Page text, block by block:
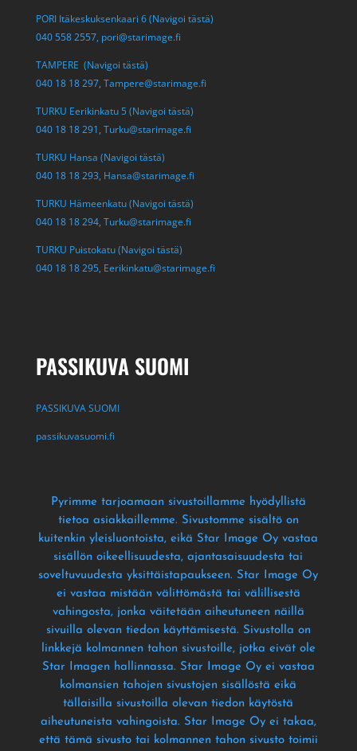
PORI Itäkeskuksenkaari 6 (Navigoi tästä)
040 558 2557, pori@starimage.fi
TAMPERE (Navigoi tästä)
040 18 18 297, Tampere@starimage.fi
TURKU Eerikinkatu 5 (Navigoi tästä)
040 18 18 291, Turku@starimage.fi
TURKU Hansa (Navigoi tästä)
040 18 18 293, Hansa@starimage.fi
TURKU Hämeenkatu (Navigoi tästä)
040 18 18 294, Turku@starimage.fi
TURKU Puistokatu (Navigoi tästä)
040 18 18 295, Eerikinkatu@starimage.fi
PASSIKUVA SUOMI
PASSIKUVA SUOMI
passikuvasuomi.fi
Pyrimme tarjoamaan sivustoillamme hyödyllistä
tietoa asiakkaillemme. Sivustomme sisältö on
kuitenkin yleisluontoista, eikä Star Image Oy vastaa
sisällön oikeellisuudesta, ajantasaisuudesta tai
soveltuvuudesta yksittäistapaukseen. Star Image Oy
ei vastaa mistään välittömästä tai välillisestä
vahingosta, jonka väitetään aiheutuneen näillä
sivuilla olevan tiedon käyttämisestä. Sivustolla on
linkkejä kolmannen tahon sivustoille, jotka eivät ole
Star Imagen hallinnassa. Star Image Oy ei vastaa
kolmansien tahojen sivustojen sisällöstä eikä
tällaisilla sivustoilla olevan tiedon käytöstä
aiheutuneista vahingoista. Star Image Oy ei takaa,
että tämä sivusto tai kolmannen tahon sivusto toimii